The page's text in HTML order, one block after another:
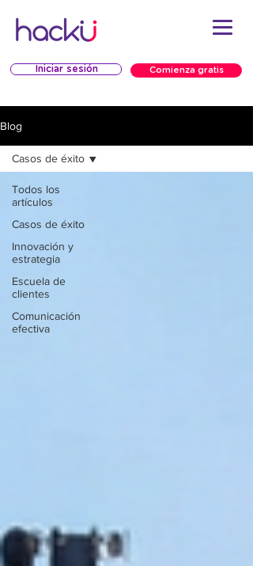
Iniciar sesión Comienza gratis
Blog
Todos los
artículos
Casos de éxito
Innovación y
estrategia
Escuela de
clientes
Comunicación
efectiva
Casos de éxito